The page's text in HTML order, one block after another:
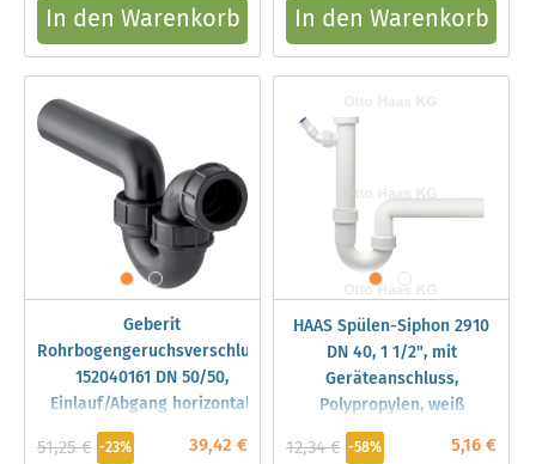
In den Warenkorb In den Warenkorb
Geberit
Rohrbogengeruchsverschluss
152040161 DN 50/50,
Einlauf/Abgang horizontal,
PE-HD, schwarz
39,42 €
51,25 € -23%
HAAS Spülen-Siphon 2910
DN 40, 1 1/2", mit
Geräteanschluss,
Polypropylen, weiß
5,16 €
12,34 € -58%